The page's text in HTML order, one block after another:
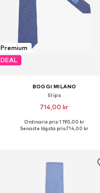
Premium
DEAL
BOGGI MILANO
Slips
714,00 kr
Tillgängliga storlekar: One Size
Ordinarie pris: 1 190,00 kr
Senaste lägsta pris:714,00 kr